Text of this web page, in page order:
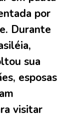
por
Durante
sua
esposas
visitar